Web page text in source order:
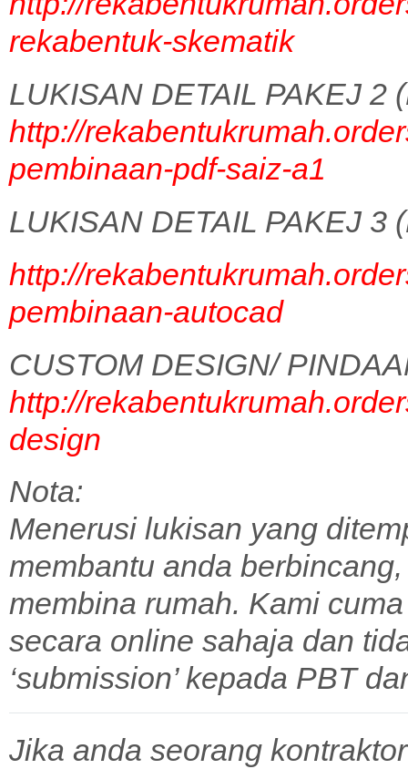
rekabentuk-skematik
LUKISAN DETAIL PAKEJ 2
http://
pembinaan-pdf-saiz-a1
LUKISAN DETAIL PAKEJ 3
http://
pembinaan-autocad
CUSTOM DESIGN/
http://
design
Nota:
Menerusi lukisan yang
membantu anda
membina rumah. Kami
secara online sahaja dan
‘submission’ kepada PBT
Jika anda seorang